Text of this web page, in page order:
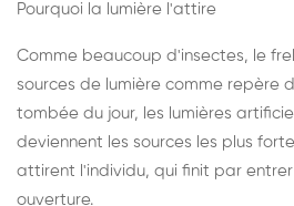
Pourquoi la lumière l'attire
Comme beaucoup d'insectes, le
sources de lumière comme repère
tombée du jour, les lumières
deviennent les sources les plus
attirent l'individu, qui finit par entrer
ouverture.